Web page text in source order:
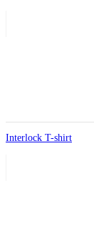
Interlock T-shirt